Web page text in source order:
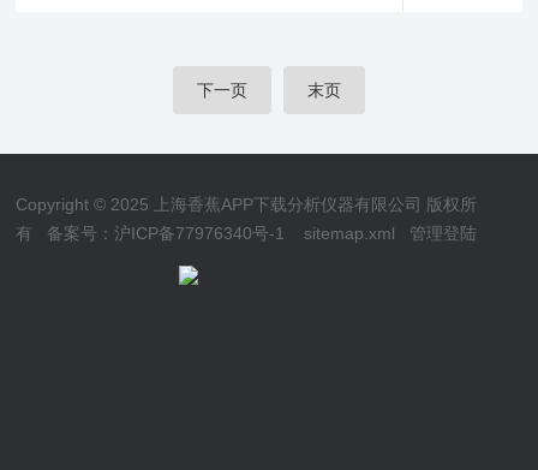
下一页 末页
Copyright © 2025 上海香蕉APP下载分析仪器有限公司 版权所
有 备案号：沪ICP备77976340号-1 sitemap.xml 管理登陆